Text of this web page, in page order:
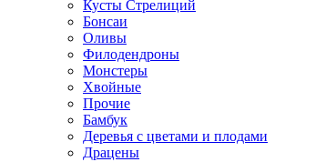
Кусты Стрелиций
Бонсаи
Оливы
Филодендроны
Монстеры
Хвойные
Прочие
Бамбук
Деревья с цветами и плодами
Драцены